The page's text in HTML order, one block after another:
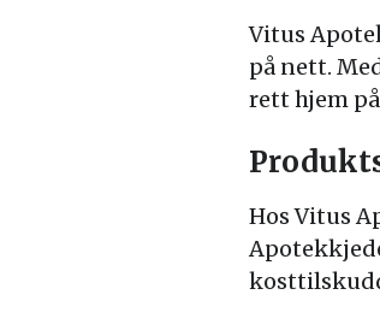
Vitus
på nett.
rett hjem
Hos Vitus